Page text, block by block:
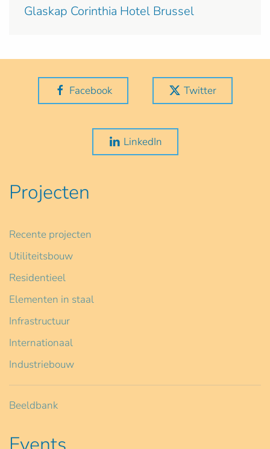
Glaskap Corinthia Hotel Brussel
Facebook Twitter
LinkedIn
Projecten
Recente projecten
Utiliteitsbouw
Residentieel
Elementen in staal
Infrastructuur
Internationaal
Industriebouw
Beeldbank